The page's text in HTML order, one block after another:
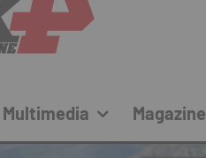
Multimedia Magazine